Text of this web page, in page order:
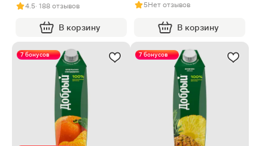
4.5· 188 отзывов
В корзину
5Нет отзывов
В корзину
7 бонусов 7 бонусов